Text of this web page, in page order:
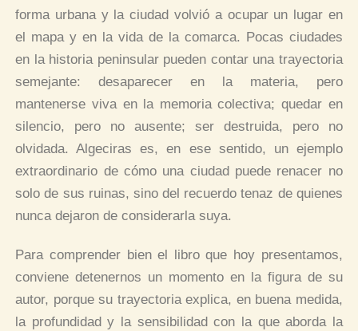
forma urbana y la ciudad volvió a ocupar un lugar en
el mapa y en la vida de la comarca. Pocas ciudades
en la historia peninsular pueden contar una trayectoria
semejante: desaparecer en la materia, pero
mantenerse viva en la memoria colectiva; quedar en
silencio, pero no ausente; ser destruida, pero no
olvidada. Algeciras es, en ese sentido, un ejemplo
extraordinario de cómo una ciudad puede renacer no
solo de sus ruinas, sino del recuerdo tenaz de quienes
nunca dejaron de considerarla suya.
Para comprender bien el libro que hoy presentamos,
conviene detenernos un momento en la figura de su
autor, porque su trayectoria explica, en buena medida,
la profundidad y la sensibilidad con la que aborda la